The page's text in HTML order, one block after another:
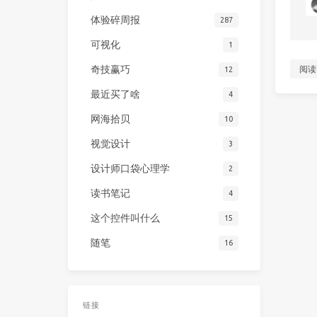
阅
体验碎周报 287
可视化 1
奇技赢巧 12
最近买了啥 4
网海拾贝 10
视觉设计 3
设计师口袋心理学 2
读书笔记 4
这个控件叫什么 15
随笔 16
链接